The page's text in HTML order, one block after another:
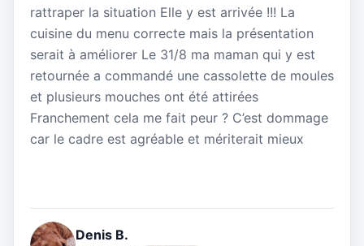
rattraper la situation Elle y est arrivée !!! La
cuisine du menu correcte mais la présentation
serait à améliorer Le 31/8 ma maman qui y est
retournée a commandé une cassolette de moules
et plusieurs mouches ont été attirées
Franchement cela me fait peur ? C’est dommage
car le cadre est agréable et mériterait mieux
Denis B.